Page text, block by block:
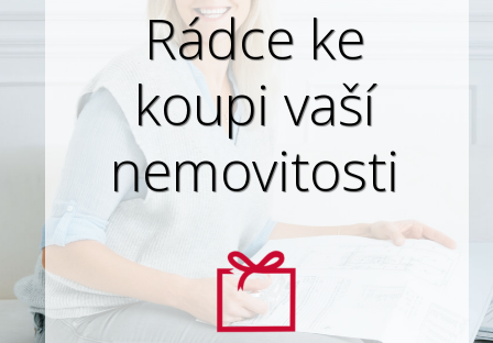
Rádce ke
koupi vaší
nemovitosti